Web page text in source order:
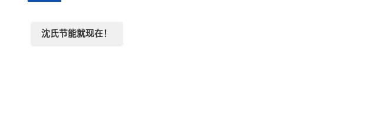
沈氏节能就现在！